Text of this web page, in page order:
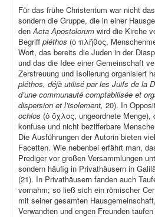
Für das frühe Christentum war nicht
sondern die Gruppe, die in einer
denActa Apostolorum wird die Kirche
Begriff pléthos (ὁ πλῆθος,
Wort, das bereits die Juden in der
und das die Idee einer Gemeinschaft
Zerstreuung und Isolierung organisiert
pléthos, déjà utilisé par les Juifs de la
d’une communauté comptabilisée et
dispersion et l’isolement, 20). In
ochlos (ὁ ὄχλος, ungeordnete Menge),
konfuse und nicht bezifferbare
Die Ausführungen der Autorin bieten
Facetten. Wie nebenbei erfährt man,
Prediger vor großen Versammlungen
sondern häufig in Privathäusern in
(21). In Privathäusern fanden auch
vornahm; so ließ sich ein römischer
mit seiner gesamten
Verwandten und engen Freunden